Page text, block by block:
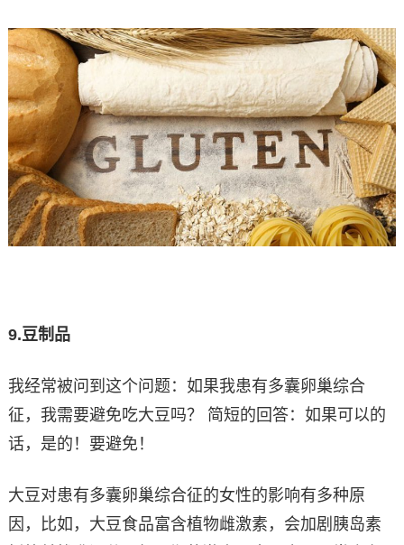
9.豆制品
我经常被问到这个问题：如果我患有多囊卵巢综合
征，我需要避免吃大豆吗？ 简短的回答：如果可以的
话，是的！要避免！
大豆对患有多囊卵巢综合征的女性的影响有多种原
因，比如，大豆食品富含植物雌激素，会加剧胰岛素